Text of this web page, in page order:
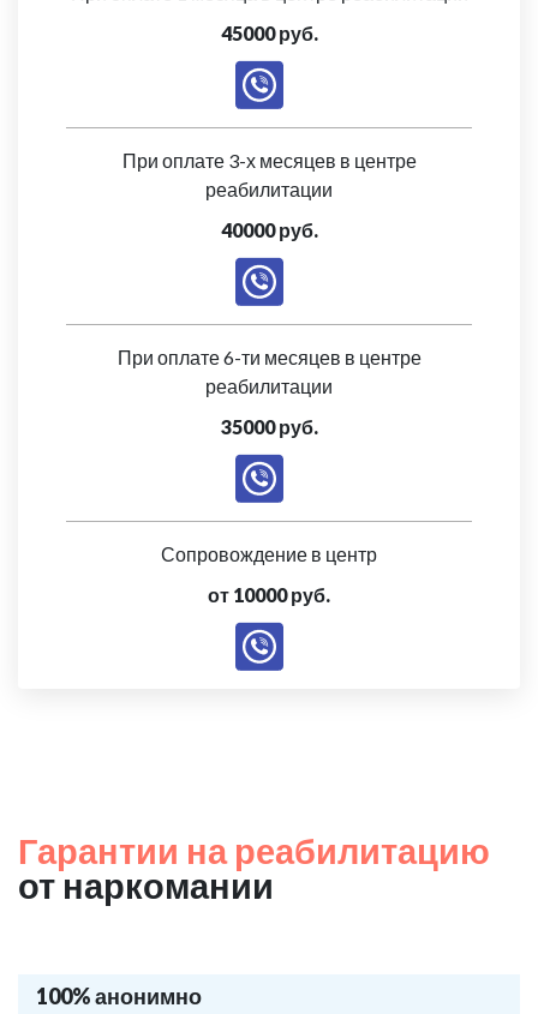
45000 руб.
При оплате 3-х месяцев в центре
реабилитации
40000 руб.
При оплате 6-ти месяцев в центре
реабилитации
35000 руб.
Сопровождение в центр
от 10000 руб.
Гарантии на реабилитацию
от наркомании
100% анонимно